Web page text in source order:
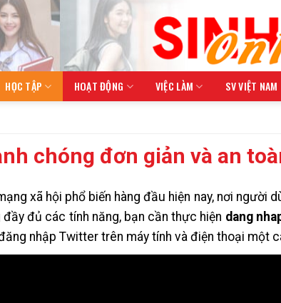
HỌC TẬP HOẠT ĐỘNG VIỆC LÀM SV VIỆT NAM
chóng đơn giản và an
xã hội phổ biến hàng đầu hiện nay, nơi người
đủ các tính năng, bạn cần thực hiện dang
nhập Twitter trên máy tính và điện thoại một